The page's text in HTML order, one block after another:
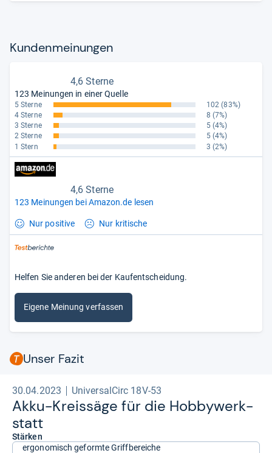
Kun­den­mei­nun­gen
4,6 Sterne
123 Meinungen in einer Quelle
5 Sterne 102 (83%)
4 Sterne
8 (7%)
3 Sterne
5 (4%)
2 Sterne
5 (4%)
1 Stern
3 (2%)
4,6 Sterne
123 Meinungen bei Amazon.de lesen
Nur positive Nur kritische
Helfen Sie anderen bei der Kaufentscheidung.
Eigene Meinung verfassen
Unser Fazit
30.04.2023 UniversalCirc 18V-53
Akku-​Kreis­säge für die Hob­by­werk­
statt
Stärken
ergonomisch geformte Griffbereiche